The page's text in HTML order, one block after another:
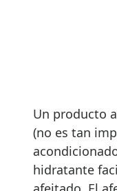
Un producto
(no es tan
hidratante